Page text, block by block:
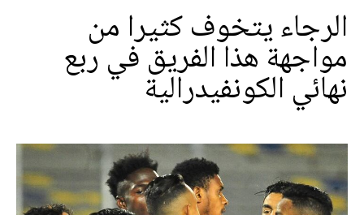
الرجاء يتخوف كثيرا من
مواجهة هذا الفريق في ربع
نهائي الكونفيدرالية